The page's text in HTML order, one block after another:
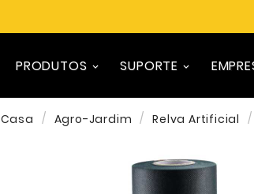
PRODUTOS SUPORTE
Casa Agro-Jardim Relva Artificial